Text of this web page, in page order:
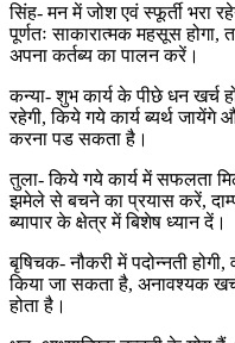
सिंह- मन में जोश एवं स्फूर्ती भरा
पूर्णतः साकारात्मक महसूस
अपना कर्तब्य का पालन करें।
कन्या- शुभ कार्य के पीछे धन खर्च
रहेगी, किये गये कार्य ब्यर्थ
करना पड सकता है।
तुला- किये गये कार्य में सफलता
झमेले से बचने का प्रयास करें,
ब्यापार के क्षेत्र में बिशेष ध्यान दें।
बृषिचक- नौकरी में पदोन्नती
किया जा सकता है, अनावश्यक
होता है।